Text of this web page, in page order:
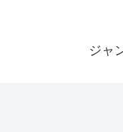
ジャ